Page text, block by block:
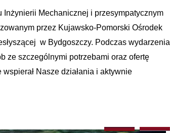
Inżynierii Mechanicznej i przesympatycznym
przez Kujawsko-Pomorski Ośrodek
w Bydgoszczy. Podczas wydarzenia
ze szczególnymi potrzebami oraz ofertę
Nasze działania i aktywnie